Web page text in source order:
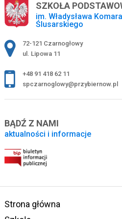
SZKOŁA
im. Władysława
Ślusarskiego
Adres pocztowy:
72-121 Czarnogłowy
ul. Lipowa 11
+48 91 418 62 11
spczarnoglowy@przybiernow.pl
BĄDŹ Z NAMI
aktualności i informacje
Strona główna